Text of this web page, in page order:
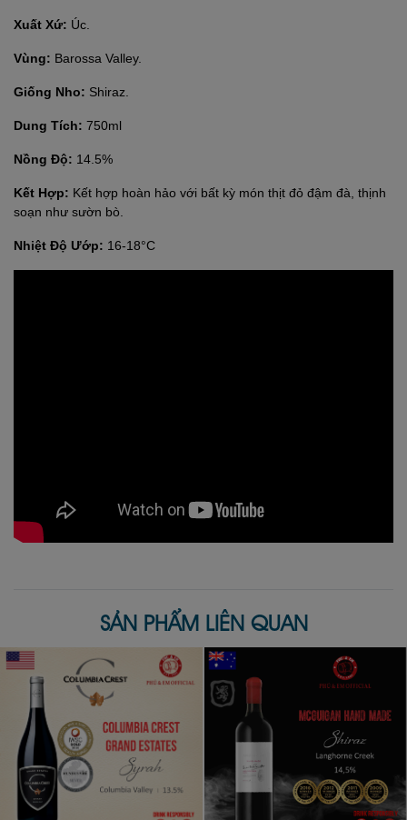
Xuất Xứ: Úc.
Vùng: Barossa Valley.
Giống Nho: Shiraz.
Dung Tích: 750ml
Nồng Độ: 14.5%
Kết Hợp: Kết hợp hoàn hảo với bất kỳ món thịt đỏ đậm đà, thịnh
soạn như sườn bò.
Nhiệt Độ Ướp: 16-18°C
SẢN PHẨM LIÊN QUAN